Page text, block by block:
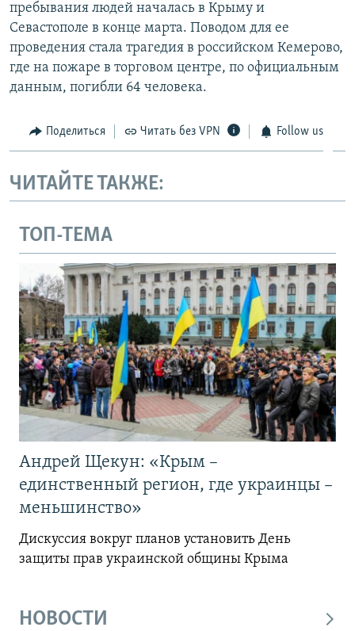
пребывания людей началась в Крыму и
Севастополе в конце марта. Поводом для ее
проведения стала трагедия в российском Кемерово,
где на пожаре в торговом центре, по официальным
данным, погибли 64 человека.
Поделиться Читать без VPN Follow us
ЧИТАЙТЕ ТАКЖЕ:
ТОП-ТЕМА
Андрей Щекун: «Крым –
единственный регион, где украинцы –
меньшинство»
Дискуссия вокруг планов установить День
защиты прав украинской общины Крыма
НОВОСТИ